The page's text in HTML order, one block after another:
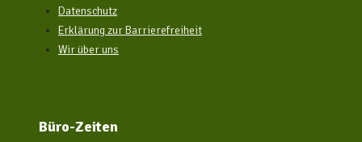
Datenschutz
Erklärung zur Barrierefreiheit
Wir über uns
Büro-Zeiten